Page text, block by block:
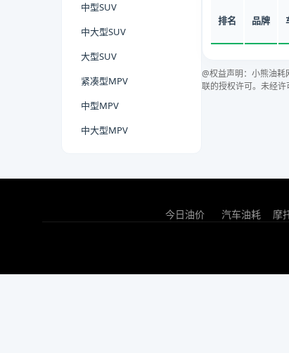
中型SUV
中大型SUV
大型SUV
紧凑型MPV
中型MPV
中大型MPV
排名 品牌
@权益声明：小熊油
联的授权许可。未经许
今日油价 汽车油耗 摩